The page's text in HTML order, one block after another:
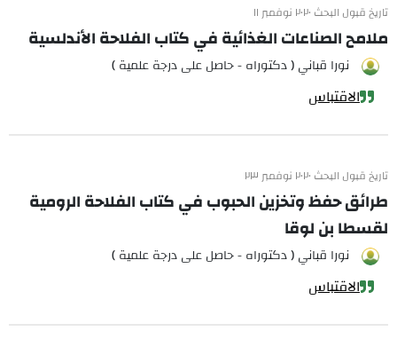
تاريخ قبول البحث ٢٠٢٠ نوفمبر ١١
ملامح الصناعات الغذائية في كتاب الفلاحة الأندلسية
نورا قباني ( دكتوراه - حاصل على درجة علمية )
الاقتباس
تاريخ قبول البحث ٢٠٢٠ نوفمبر ٢٣
طرائق حفظ وتخزين الحبوب في كتاب الفلاحة الرومية
لقسطا بن لوقا
نورا قباني ( دكتوراه - حاصل على درجة علمية )
الاقتباس